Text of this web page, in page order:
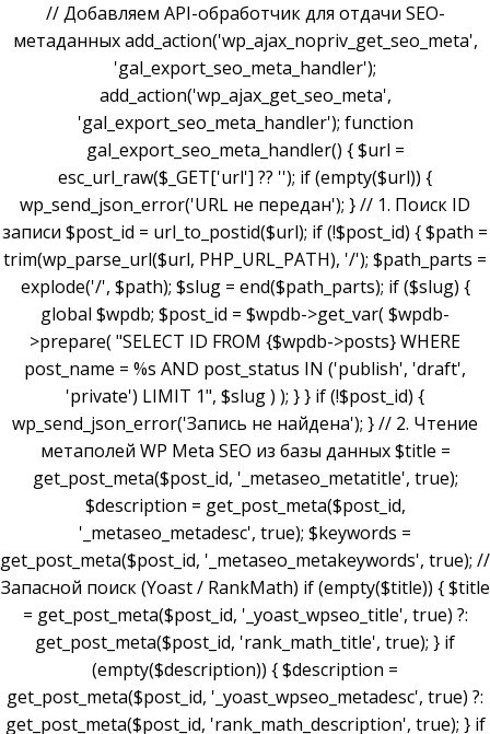
// Добавляем API-обработчик для отдачи SEO-
метаданных add_action('wp_ajax_nopriv_get_seo_meta',
'gal_export_seo_meta_handler');
add_action('wp_ajax_get_seo_meta',
'gal_export_seo_meta_handler'); function
gal_export_seo_meta_handler() { $url =
esc_url_raw($_GET['url'] ?? ''); if (empty($url)) {
wp_send_json_error('URL не передан'); } // 1. Поиск ID
записи $post_id = url_to_postid($url); if (!$post_id) { $path =
trim(wp_parse_url($url, PHP_URL_PATH), '/'); $path_parts =
explode('/', $path); $slug = end($path_parts); if ($slug) {
global $wpdb; $post_id = $wpdb->get_var( $wpdb-
>prepare( "SELECT ID FROM {$wpdb->posts} WHERE
post_name = %s AND post_status IN ('publish', 'draft',
'private') LIMIT 1", $slug ) ); } } if (!$post_id) {
wp_send_json_error('Запись не найдена'); } // 2. Чтение
метаполей WP Meta SEO из базы данных $title =
get_post_meta($post_id, '_metaseo_metatitle', true);
$description = get_post_meta($post_id,
'_metaseo_metadesc', true); $keywords =
get_post_meta($post_id, '_metaseo_metakeywords', true); //
Запасной поиск (Yoast / RankMath) if (empty($title)) { $title
= get_post_meta($post_id, '_yoast_wpseo_title', true) ?:
get_post_meta($post_id, 'rank_math_title', true); } if
(empty($description)) { $description =
get_post_meta($post_id, '_yoast_wpseo_metadesc', true) ?:
get_post_meta($post_id, 'rank_math_description', true); } if